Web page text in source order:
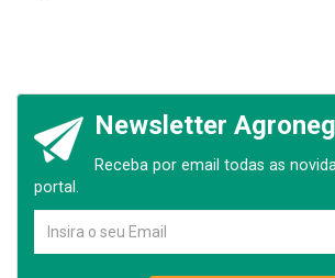
Newsletter
Receba por email todas as
portal.